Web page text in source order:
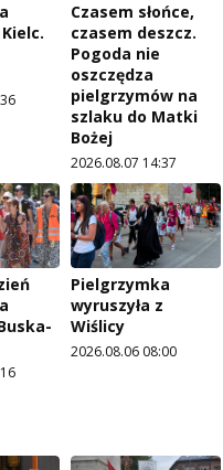
Czasem słońce,
czasem deszcz.
Pogoda nie
oszczędza
pielgrzymów na
szlaku do Matki
Bożej
2026.08.07 14:37
Pielgrzymka
wyruszyła z
Wiślicy
2026.08.06 08:00